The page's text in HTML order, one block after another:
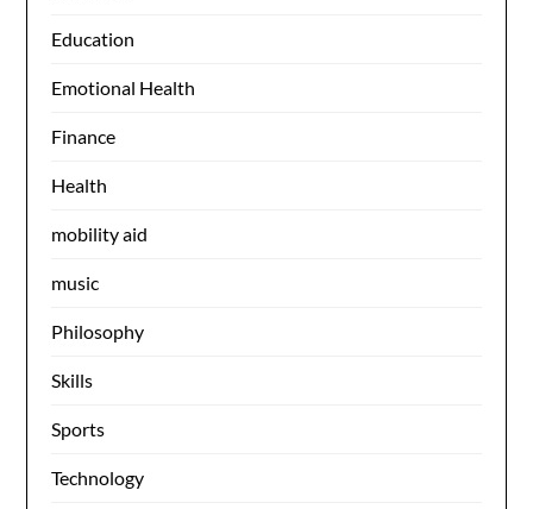
Education
Emotional Health
Finance
Health
mobility aid
music
Philosophy
Skills
Sports
Technology